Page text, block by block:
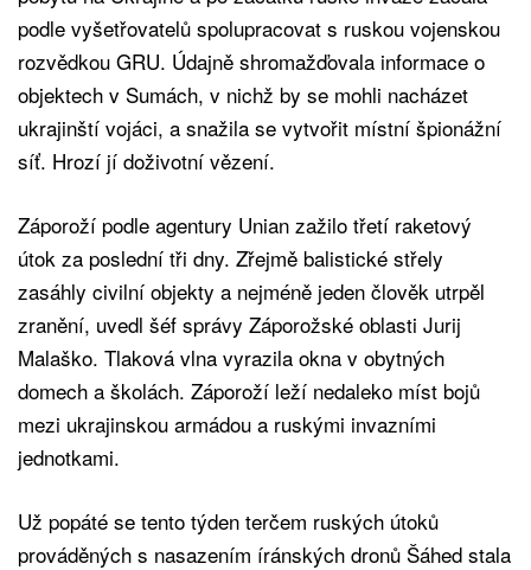
podle vyšetřovatelů spolupracovat s ruskou vojenskou
rozvědkou GRU. Údajně shromažďovala informace o
objektech v Sumách, v nichž by se mohli nacházet
ukrajinští vojáci, a snažila se vytvořit místní špionážní
síť. Hrozí jí doživotní vězení.
Záporoží podle agentury Unian zažilo třetí raketový
útok za poslední tři dny. Zřejmě balistické střely
zasáhly civilní objekty a nejméně jeden člověk utrpěl
zranění, uvedl šéf správy Záporožské oblasti Jurij
Malaško. Tlaková vlna vyrazila okna v obytných
domech a školách. Záporoží leží nedaleko míst bojů
mezi ukrajinskou armádou a ruskými invazními
jednotkami.
Už popáté se tento týden terčem ruských útoků
prováděných s nasazením íránských dronů Šáhed stala